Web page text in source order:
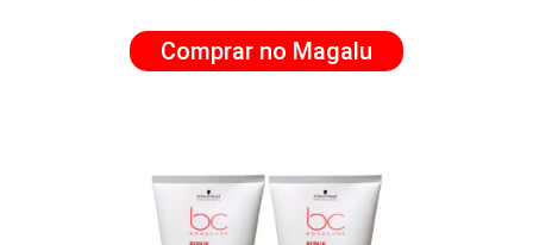
Comprar no Magalu